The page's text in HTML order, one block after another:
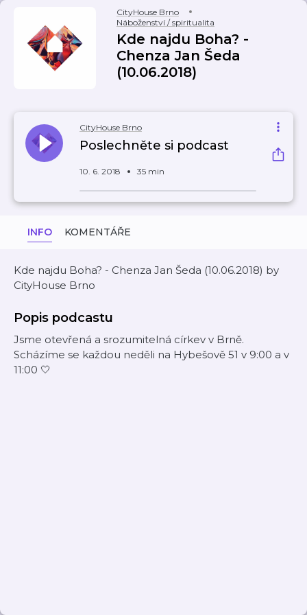
CityHouse Brno
Náboženství / spiritualita
Kde najdu Boha? -
Chenza Jan Šeda
(10.06.2018)
CityHouse Brno
Poslechněte si podcast
10. 6. 2018 35 min
INFO KOMENTÁŘE
Kde najdu Boha? - Chenza Jan Šeda (10.06.2018) by
CityHouse Brno
Popis podcastu
Jsme otevřená a srozumitelná církev v Brně.
Scházíme se každou neděli na Hybešově 51 v 9:00 a v
11:00 🤍